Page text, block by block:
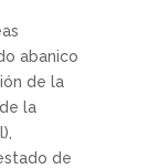
abanico
de la
la
de